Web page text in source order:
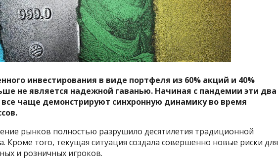
инвестирования в виде портфеля из 60% акций и 40%
не является надежной гаванью. Начиная с пандемии эти два
все чаще демонстрируют синхронную динамику во время
рынков полностью разрушило десятилетия традиционной
Кроме того, текущая ситуация создала совершенно новые риски для
и розничных игроков.